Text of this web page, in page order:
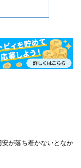
が落ち着かないとなか